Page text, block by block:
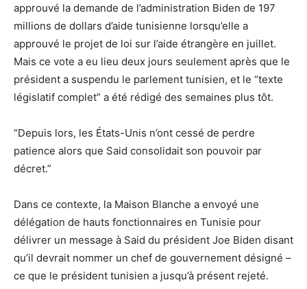
approuvé la demande de l’administration Biden de 197
millions de dollars d’aide tunisienne lorsqu’elle a
approuvé le projet de loi sur l’aide étrangère en juillet.
Mais ce vote a eu lieu deux jours seulement après que le
président a suspendu le parlement tunisien, et le “texte
législatif complet” a été rédigé des semaines plus tôt.
“Depuis lors, les États-Unis n’ont cessé de perdre
patience alors que Said consolidait son pouvoir par
décret.”
Dans ce contexte, la Maison Blanche a envoyé une
délégation de hauts fonctionnaires en Tunisie pour
délivrer un message à Said du président Joe Biden disant
qu’il devrait nommer un chef de gouvernement désigné –
ce que le président tunisien a jusqu’à présent rejeté.